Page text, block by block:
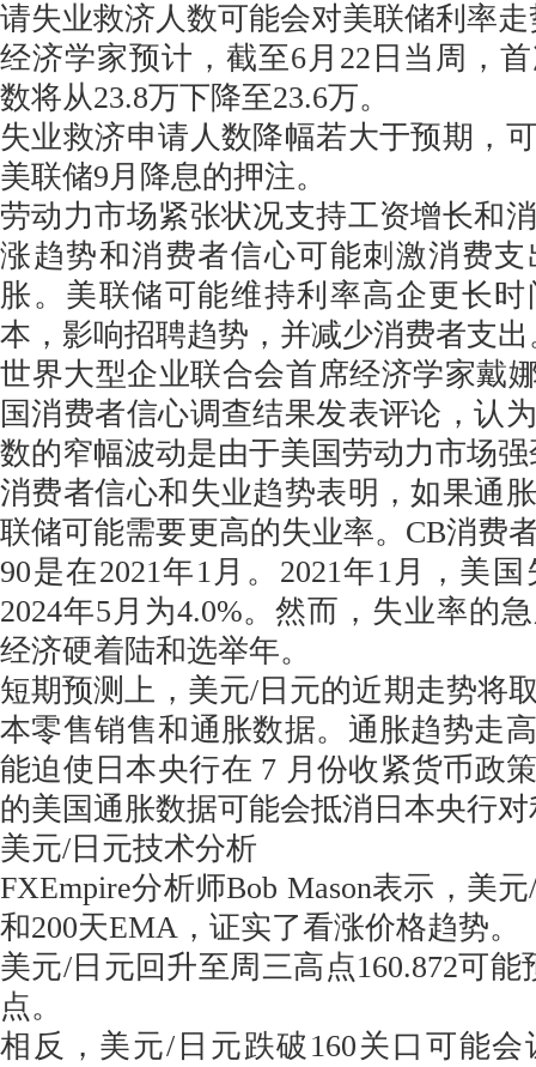
请失业救济人数可能会对美联储利率
经济学家预计，截至6月22日当周，
数将从23.8万下降至23.6万。
失业救济申请人数降幅若大于预期，
美联储9月降息的押注。
劳动力市场紧张状况支持工资增长和
涨趋势和消费者信心可能刺激消费
胀。美联储可能维持利率高企更长
本，影响招聘趋势，并减少消费者支出
世界大型企业联合会首席经济学家戴
国消费者信心调查结果发表评论，认
数的窄幅波动是由于美国劳动力市场
消费者信心和失业趋势表明，如果通
联储可能需要更高的失业率。CB消费
90是在2021年1月。2021年1月，美
2024年5月为4.0%。然而，失业率的
经济硬着陆和选举年。
短期预测上，美元/日元的近期走势将
本零售销售和通胀数据。通胀趋势走
能迫使日本央行在 7 月份收紧货币政
的美国通胀数据可能会抵消日本央行
美元/日元技术分析
FXEmpire分析师Bob Mason表示，美
和200天EMA，证实了看涨价格趋势。
美元/日元回升至周三高点160.872可能
点。
相反，美元/日元跌破160关口可能会